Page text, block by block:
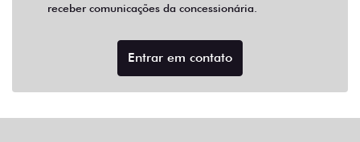
receber comunicações da concessionária.
Entrar em contato